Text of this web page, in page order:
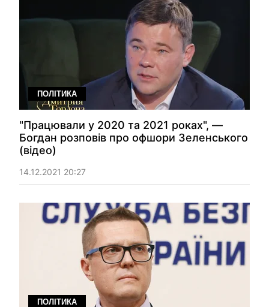
ПОЛІТИКА
"Працювали у 2020 та 2021 роках", —
Богдан розповів про офшори Зеленського
(відео)
14.12.2021 20:27
ПОЛІТИКА